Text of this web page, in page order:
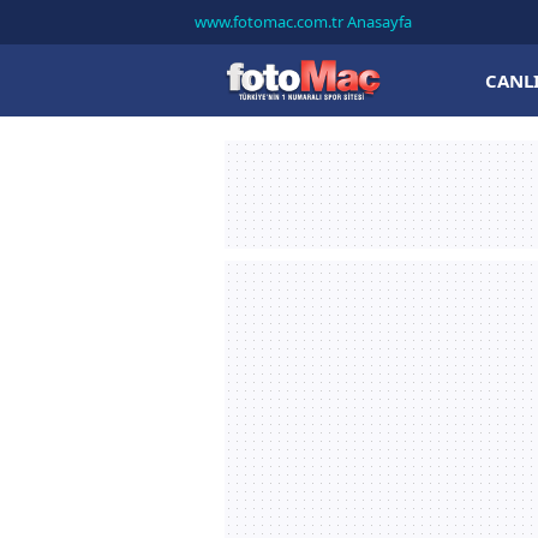
www.fotomac.com.tr Anasayfa